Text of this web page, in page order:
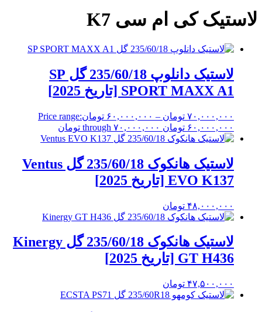
لاستیک کی ام سی K7
لاستیک دانلوپ 235/60/18 گل SP
SPORT MAXX A1 [تاریخ 2025]
۷۰,۰۰۰,۰۰۰ تومان – ۶۰,۰۰۰,۰۰۰ تومانPrice range:
۶۰,۰۰۰,۰۰۰ تومان through ۷۰,۰۰۰,۰۰۰ تومان
لاستیک هانکوک 235/60/18 گل Ventus
EVO K137 [تاریخ 2025]
۴۸,۰۰۰,۰۰۰ تومان
لاستیک هانکوک 235/60/18 گل Kinergy
GT H436 [تاریخ 2025]
۴۷,۵۰۰,۰۰۰ تومان